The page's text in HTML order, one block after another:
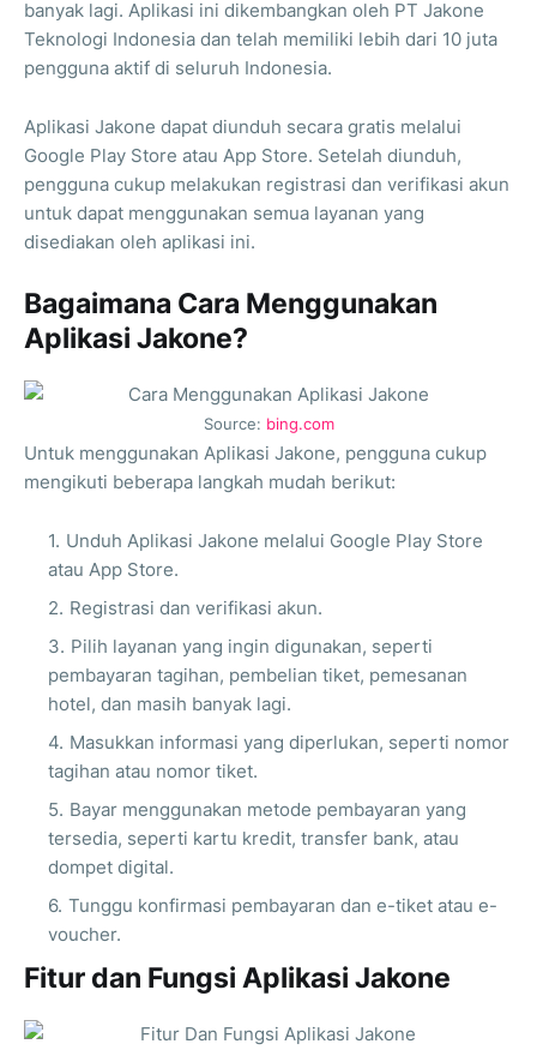
banyak lagi. Aplikasi ini dikembangkan oleh PT Jakone
Teknologi Indonesia dan telah memiliki lebih dari 10 juta
pengguna aktif di seluruh Indonesia.
Aplikasi Jakone dapat diunduh secara gratis melalui
Google Play Store atau App Store. Setelah diunduh,
pengguna cukup melakukan registrasi dan verifikasi akun
untuk dapat menggunakan semua layanan yang
disediakan oleh aplikasi ini.
Bagaimana Cara Menggunakan
Aplikasi Jakone?
Source: bing.com
Untuk menggunakan Aplikasi Jakone, pengguna cukup
mengikuti beberapa langkah mudah berikut:
Unduh Aplikasi Jakone melalui Google Play Store
atau App Store.
Registrasi dan verifikasi akun.
Pilih layanan yang ingin digunakan, seperti
pembayaran tagihan, pembelian tiket, pemesanan
hotel, dan masih banyak lagi.
Masukkan informasi yang diperlukan, seperti nomor
tagihan atau nomor tiket.
Bayar menggunakan metode pembayaran yang
tersedia, seperti kartu kredit, transfer bank, atau
dompet digital.
Tunggu konfirmasi pembayaran dan e-tiket atau e-
voucher.
Fitur dan Fungsi Aplikasi Jakone